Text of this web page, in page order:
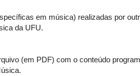
em música) realizadas por
da UFU.
(em PDF) com o conteúdo